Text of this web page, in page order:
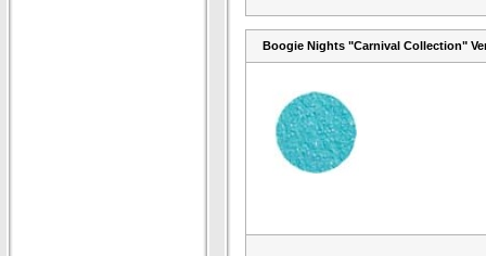
Boogie Nights "Carnival Collection"